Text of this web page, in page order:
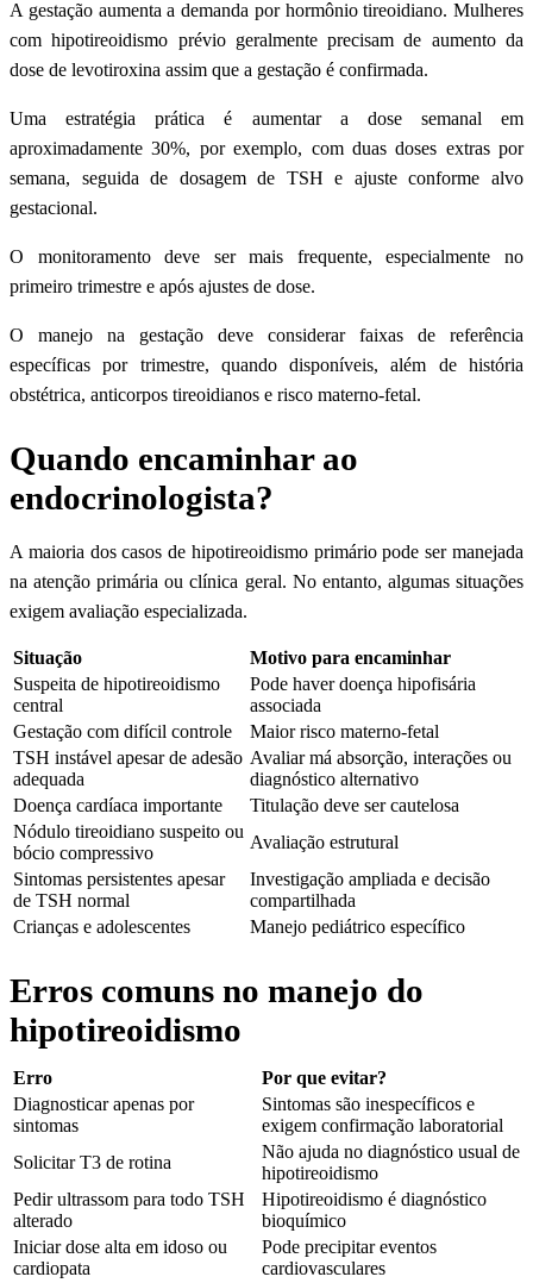
A gestação aumenta a demanda por hormônio tireoidiano. Mulheres
com hipotireoidismo prévio geralmente precisam de aumento da
dose de levotiroxina assim que a gestação é confirmada.
Uma estratégia prática é aumentar a dose semanal em
aproximadamente 30%, por exemplo, com duas doses extras por
semana, seguida de dosagem de TSH e ajuste conforme alvo
gestacional.
O monitoramento deve ser mais frequente, especialmente no
primeiro trimestre e após ajustes de dose.
O manejo na gestação deve considerar faixas de referência
específicas por trimestre, quando disponíveis, além de história
obstétrica, anticorpos tireoidianos e risco materno-fetal.
Quando encaminhar ao
endocrinologista?
A maioria dos casos de hipotireoidismo primário pode ser manejada
na atenção primária ou clínica geral. No entanto, algumas situações
exigem avaliação especializada.
Situação
Motivo para encaminhar
Suspeita de hipotireoidismo
central
Pode haver doença hipofisária
associada
Gestação com difícil controle
Maior risco materno-fetal
TSH instável apesar de adesão
adequada
Avaliar má absorção, interações ou
diagnóstico alternativo
Doença cardíaca importante
Titulação deve ser cautelosa
Nódulo tireoidiano suspeito ou
bócio compressivo
Avaliação estrutural
Sintomas persistentes apesar
de TSH normal
Investigação ampliada e decisão
compartilhada
Crianças e adolescentes
Manejo pediátrico específico
Erros comuns no manejo do
hipotireoidismo
Erro
Por que evitar?
Diagnosticar apenas por
sintomas
Sintomas são inespecíficos e
exigem confirmação laboratorial
Solicitar T3 de rotina
Não ajuda no diagnóstico usual de
hipotireoidismo
Pedir ultrassom para todo TSH
alterado
Hipotireoidismo é diagnóstico
bioquímico
Iniciar dose alta em idoso ou
cardiopata
Pode precipitar eventos
cardiovasculares